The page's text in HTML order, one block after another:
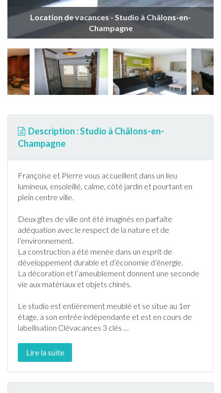
Location de vacances - Studio à Châlons-en-
Champagne
Description : Studio à Châlons-en-
Champagne
Françoise et Pierre vous accueillent dans un lieu
lumineux, ensoleillé, calme, côté jardin et pourtant en
plein centre ville.
Deux gîtes de ville ont été imaginés en parfaite
adéquation avec le respect de la nature et de
l’environnement.
La construction a été menée dans un esprit de
développement durable et d’économie d’énergie.
La décoration et l’ameublement donnent une seconde
vie aux matériaux et objets chinés.
Le studio est entièrement meublé et se situe au 1er
étage, a son entrée indépendante et est en cours de
labellisation Clévacances 3 clés …
Lire la suite